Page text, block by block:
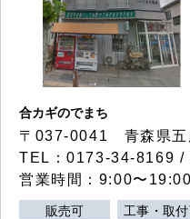
合カギのでまち
〒037-0041 青森県五
TEL：0173-34-8169 /
営業時間：9:00〜
販売可 工事・取